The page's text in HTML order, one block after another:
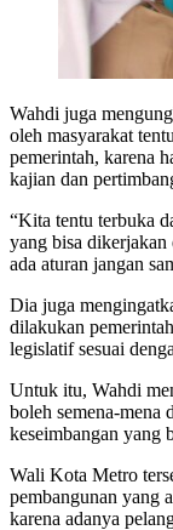
Wahdi juga
oleh masyarakat
pemerintah, karena
kajian dan
“Kita tentu terbuka
yang bisa dikerjakan
ada aturan jangan
Dia juga
dilakukan
legislatif sesuai
Untuk itu, Wahdi
boleh semena-mena
keseimbangan yang
Wali Kota Metro
pembangunan yang
karena adanya